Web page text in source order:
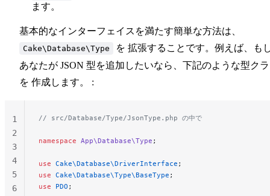
ます。
基本的なインターフェイスを満たす簡単な方法は、
Cake\Database\Type
を 拡張することです。例えば、も
あなたが JSON 型を追加したいなら、下記のような型ク
を 作成します。 :
// src/Database/Type/JsonType.php の中で
namespace App\Database\Type ;
use Cake\Database\DriverInterface ;
use Cake\Database\Type\BaseType ;
use PDO ;
1
2
3
4
5
6